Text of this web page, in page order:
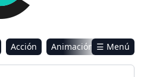
Acción
Animación
Comedia
Drama
☰ Menú